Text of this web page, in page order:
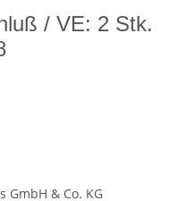
/ VE: 2 Stk.
GmbH & Co. KG